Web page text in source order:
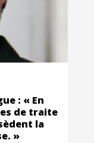
: « En
de traite
la
»